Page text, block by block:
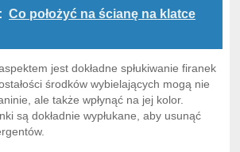
Co położyć na ścianę na klatce
jest dokładne spłukiwanie firanek
środków wybielających mogą nie
ale także wpłynąć na jej kolor.
są dokładnie wypłukane, aby usunąć